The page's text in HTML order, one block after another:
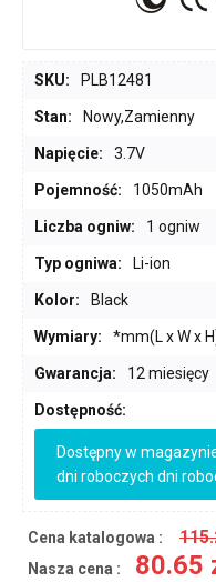
SKU: PLB12481
Stan: Nowy,Zamienny
Napięcie: 3.7V
Pojemność: 1050mAh
Liczba ogniw: 1 ogniw
Typ ogniwa: Li-ion
Kolor: Black
Wymiary: *mm(L x W x
Gwarancja: 12 miesięcy
Dostępność:
Dostępny w
dni roboczych dni
Cena katalogowa :
Nasza cena :
80.65